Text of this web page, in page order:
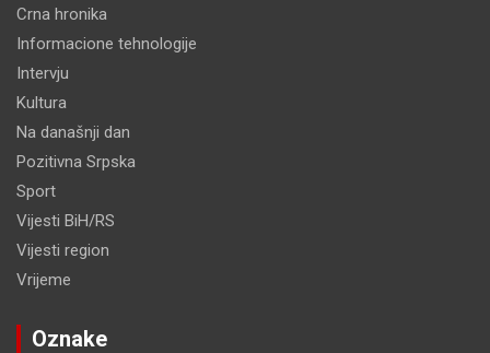
Crna hronika
Informacione tehnologije
Intervju
Kultura
Na današnji dan
Pozitivna Srpska
Sport
Vijesti BiH/RS
Vijesti region
Vrijeme
Oznake